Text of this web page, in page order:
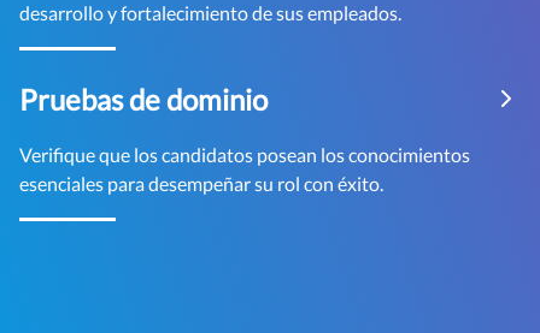
desarrollo y fortalecimiento de sus empleados.
Pruebas de dominio
Verifique que los candidatos posean los conocimientos
esenciales para desempeñar su rol con éxito.